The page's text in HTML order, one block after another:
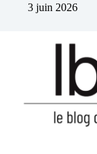
3 juin 2026